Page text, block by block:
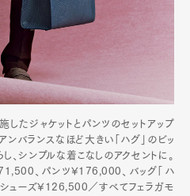
したジャケットとパンツのセットアップ
ンバランスなほど大きい「ハグ」のビッ
、シンプルな着こなしのアクセントに。
、パンツ¥176,000、バッグ「ハ
シューズ¥126,500／すべてフェラガモ